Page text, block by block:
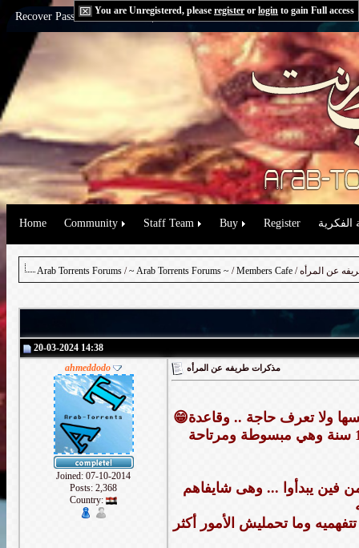
You are Unregistered, please register or login to gain Full access
Recover Password:via Email|via Question
Home Community Staff Team Buy Register الفكرية
Arab Torrents Forums /~ Arab Torrents Forums ~ /Members Cafe عن المرأه
20-03-2024 14:38
ahmeddodo
Joined: 07-10-2014
Posts: 2,368
Country:
مذكرات طريفه عن المرأه
😁واحدة جوزها اتجوز عليها ولما عرفت الحكاية من بعيد لبعيد عملت نفسها ولا تعرف حاجة .. وقاعدة
مع زوجها عاااااادى واﻷمور على أحسن ما يكون وعايشة حياتها و16 سنة وهي مبسوطة ومرتاحة
فين يبدأوا ... وهى شايفاهم
وما تحمليش اﻷمور أكثر